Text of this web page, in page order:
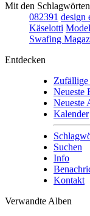
Mit den Schlagwörten
082391 design
Käselotti
Swafing
Entdecken
Zufällige
Neueste
Neueste
Kalender
Suchen
Info
Kontakt
Verwandte Alben